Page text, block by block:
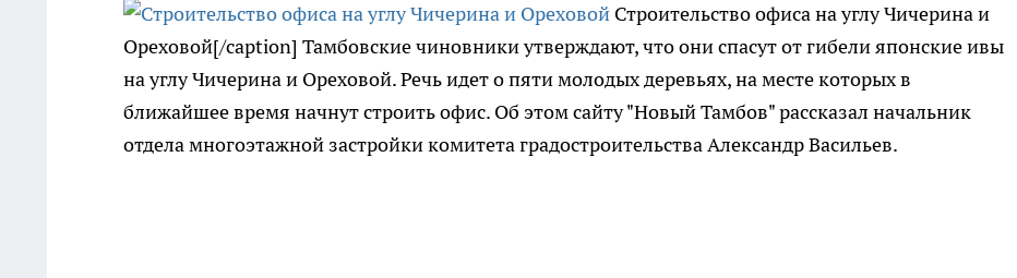
Строительство офиса на углу Чичерина и
Ореховой[/caption] Тамбовские чиновники утверждают, что они спасут от гибели японские ивы
на углу Чичерина и Ореховой. Речь идет о пяти молодых деревьях, на месте которых в
ближайшее время начнут строить офис. Об этом сайту "Новый Тамбов" рассказал начальник
отдела многоэтажной застройки комитета градостроительства Александр Васильев.